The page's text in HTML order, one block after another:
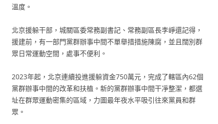
溫度。
北京援躲干部，城關區委常務副書記、常務副區長李崢還記得，
援建前，有一部門黨群辦事中間不單舉措措施陳腐，並且闊別群
眾日常運動空間，處事不便利。
2023年起，北京連續投進援躲資金750萬元，完成了轄區內62個
黨群辦事中間的改革和扶植。新的黨群辦事中間干凈整潔，都選
址在群眾運動密集的區域，力圖最年夜水平吸引往來黨員和群
眾。